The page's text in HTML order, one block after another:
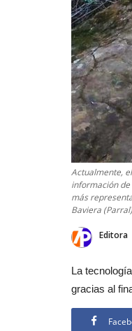
Actualmente,
información
más
Baviera
Editora
La
gracias al